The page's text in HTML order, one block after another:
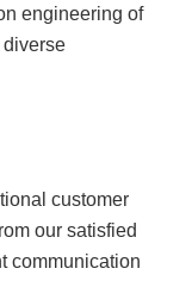
engineering of
diverse
customer
our satisfied
communication